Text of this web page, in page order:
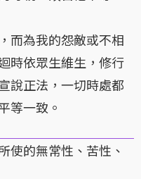
而為我的怨敵或不相
時依眾生維生，修行
說正法，一切時處都
等一致。
使的無常性、苦性、